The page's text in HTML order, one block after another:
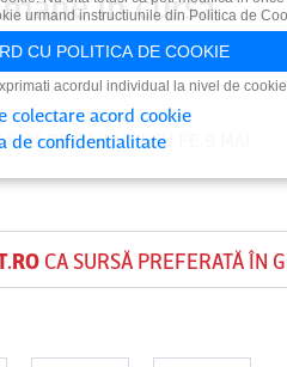
DEDAIAN CUTU
CA SURSĂ PREFERATĂ ÎN
urmand instructiunile din Politica de
CU POLITICA DE COOKIE
acordul individual la nivel de
colectare acord cookie
de confidentialitate